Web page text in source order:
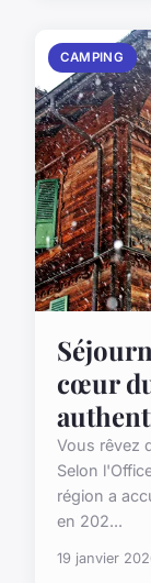
CAMPING
cœur
Vous rêvez
Selon
région a
en 202...
19 janvier